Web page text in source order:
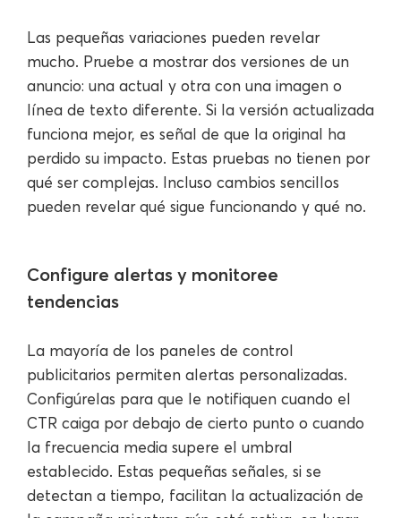
Las pequeñas variaciones pueden revelar
mucho. Pruebe a mostrar dos versiones de un
anuncio: una actual y otra con una imagen o
línea de texto diferente. Si la versión actualizada
funciona mejor, es señal de que la original ha
perdido su impacto. Estas pruebas no tienen por
qué ser complejas. Incluso cambios sencillos
pueden revelar qué sigue funcionando y qué no.
Configure alertas y monitoree
tendencias
La mayoría de los paneles de control
publicitarios permiten alertas personalizadas.
Configúrelas para que le notifiquen cuando el
CTR caiga por debajo de cierto punto o cuando
la frecuencia media supere el umbral
establecido. Estas pequeñas señales, si se
detectan a tiempo, facilitan la actualización de